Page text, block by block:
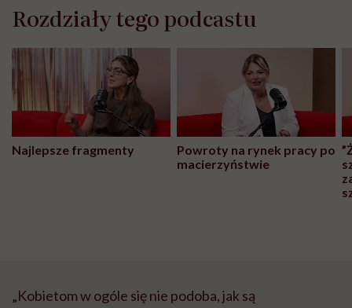
Rozdziały tego podcastu
Najlepsze fragmenty
Powroty na rynek pracy po
macierzyństwie
„Kobietom w ogóle się nie podoba, jak są